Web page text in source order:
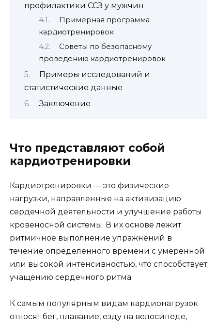
профилактики ССЗ у мужчин
Примерная программа
кардиотренировок
Советы по безопасному
проведению кардиотренировок
Примеры исследований и
статистические данные
Заключение
Что представляют собой
кардиотренировки
Кардиотренировки — это физические
нагрузки, направленные на активизацию
сердечной деятельности и улучшение работы
кровеносной системы. В их основе лежит
ритмичное выполнение упражнений в
течение определённого времени с умеренной
или высокой интенсивностью, что способствует
учащению сердечного ритма.
К самым популярным видам кардионагрузок
относят бег, плавание, езду на велосипеде,